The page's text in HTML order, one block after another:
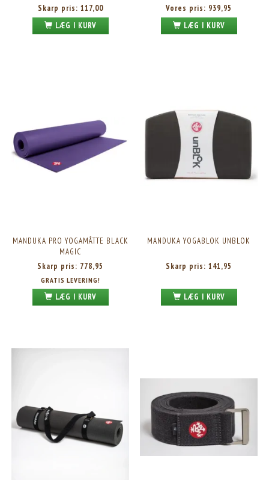
Skarp pris: 117,00
LÆG I KURV
Vores pris: 939,95
LÆG I KURV
MANDUKA PRO YOGAMÅTTE BLACK
MAGIC
Skarp pris: 778,95
GRATIS LEVERING!
LÆG I KURV
MANDUKA YOGABLOK UNBLOK
Skarp pris: 141,95
LÆG I KURV